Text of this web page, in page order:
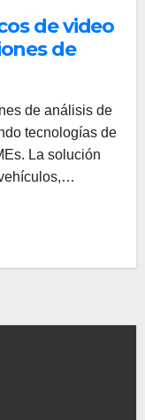
de video
de
de análisis de
tecnologías de
La solución